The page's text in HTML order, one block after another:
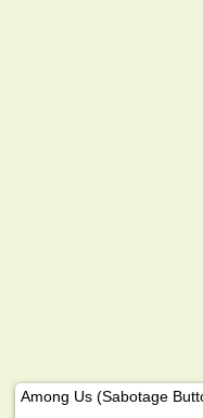
Among Us (Sabotage